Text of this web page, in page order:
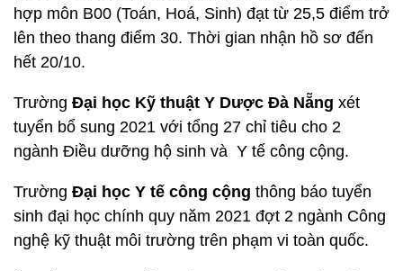
hợp môn B00 (Toán, Hoá, Sinh) đạt từ 25,5 điểm trở
lên theo thang điểm 30. Thời gian nhận hồ sơ đến
hết 20/10.
Trường Đại học Kỹ thuật Y Dược Đà Nẵng xét
tuyển bổ sung 2021 với tổng 27 chỉ tiêu cho 2
ngành Điều dưỡng hộ sinh và Y tế công cộng.
Trường Đại học Y tế công cộng thông báo tuyển
sinh đại học chính quy năm 2021 đợt 2 ngành Công
nghệ kỹ thuật môi trường trên phạm vi toàn quốc.